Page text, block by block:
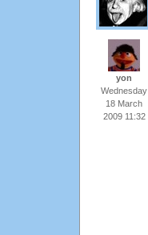
yon
Wednesday
18 March
2009 11:32